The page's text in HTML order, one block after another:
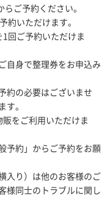
ご予約ください。
約いただけます。
回ご予約いただけま
自身で整理券をお申込み
約の必要はございませ
す。
をご利用いただけま
予約」からご予約をお願
入り）は他のお客様のご
様同士のトラブルに関し